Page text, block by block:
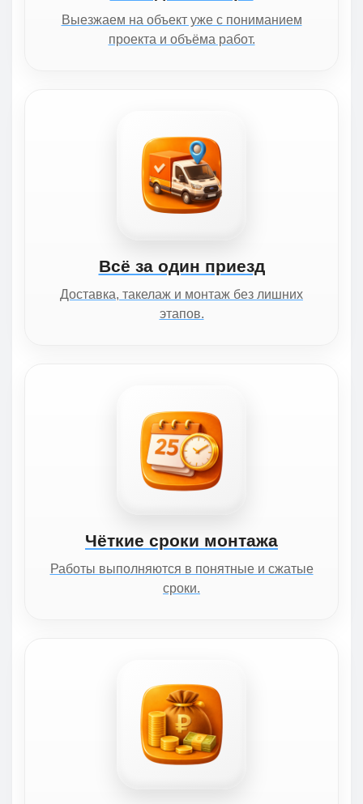
Выезжаем на объект уже с пониманием
проекта и объёма работ.
Всё за один приезд
Доставка, такелаж и монтаж без лишних
этапов.
Чёткие сроки монтажа
Работы выполняются в понятные и сжатые
сроки.